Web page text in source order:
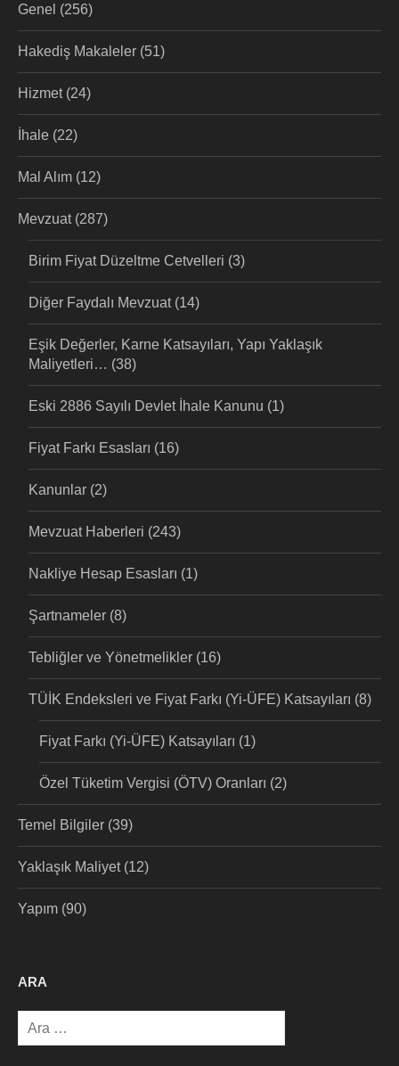
Genel (256)
Hakediş Makaleler (51)
Hizmet(24)
İhale (22)
Mal Alım (12)
Mevzuat(287)
Birim Fiyat Düzeltme Cetvelleri (3)
Diğer Faydalı Mevzuat(14)
Eşik Değerler, Karne Katsayıları, Yapı Yaklaşık
Maliyetleri… (38)
Eski 2886 Sayılı Devlet İhale Kanunu (1)
Fiyat Farkı Esasları (16)
Kanunlar (2)
Mevzuat Haberleri (243)
Nakliye Hesap Esasları (1)
Şartnameler (8)
Tebliğler ve Yönetmelikler (16)
TÜİK Endeksleri ve Fiyat Farkı (Yi-ÜFE) Katsayıları (8)
Fiyat Farkı (Yi-ÜFE) Katsayıları (1)
Özel Tüketim Vergisi (ÖTV) Oranları (2)
Temel Bilgiler (39)
Yaklaşık Maliyet(12)
Yapım (90)
ARA
Arama: